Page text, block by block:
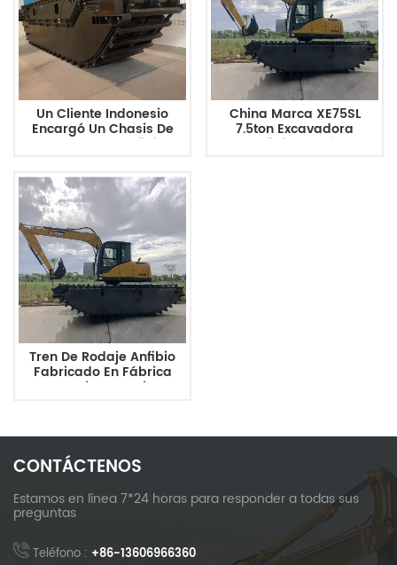
Un Cliente Indonesio
Encargó Un Chasis De
Excavadora Anfibia
HX220
China Marca XE75SL
7.5ton Excavadora
Anfibia Pontón
Tren De Rodaje Anfibio
Fabricado En Fábrica
Con Pontón Lateral Para
CONTÁCTENOS
Estamos en línea 7*24 horas para responder a todas sus
preguntas
Teléfono : +86-13606966360